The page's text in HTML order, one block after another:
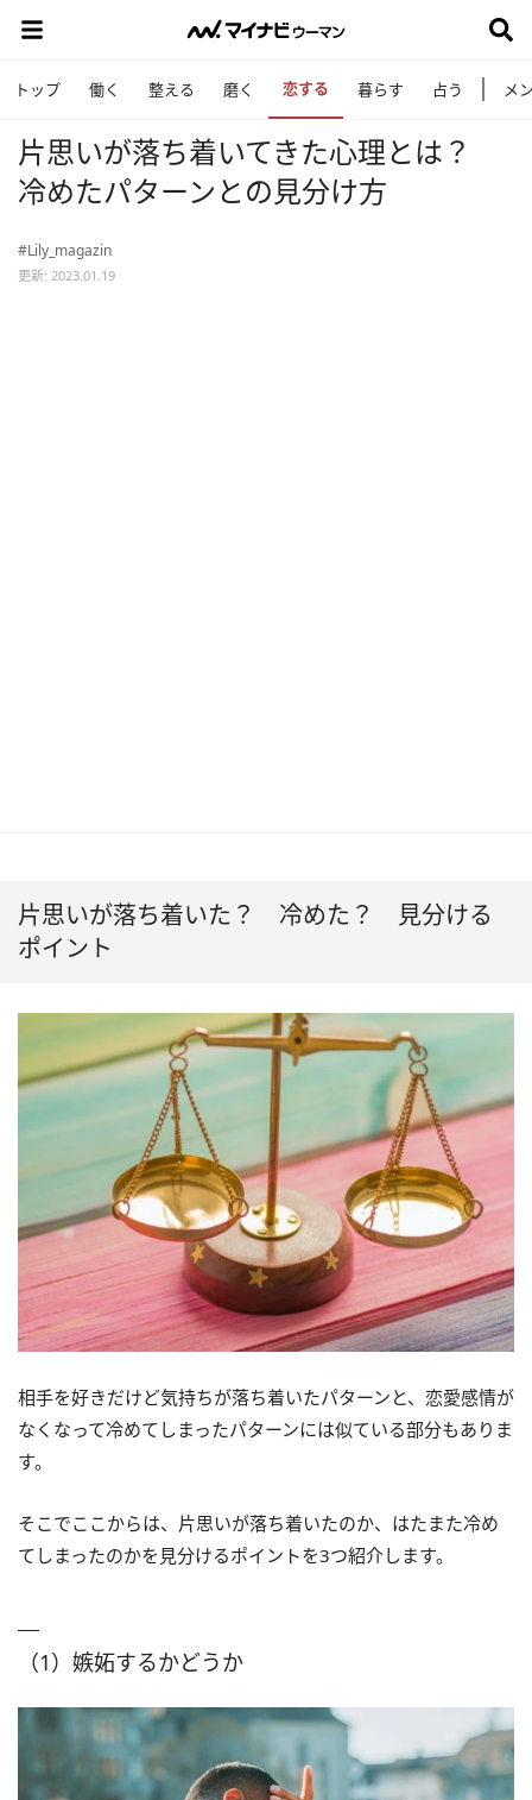
トップ 働く 整える 磨く 恋する 暮らす 占う メ
片思いが落ち着いてきた心理とは？
冷めたパターンとの見分け方
#Lily_magazin
更新: 2023.01.19
片思いが落ち着いた？ 冷めた？ 見分ける
ポイント
相手を好きだけど気持ちが落ち着いたパターンと、恋愛感情が
なくなって冷めてしまったパターンには似ている部分もありま
す。
そこでここからは、片思いが落ち着いたのか、はたまた冷め
てしまったのかを見分けるポイントを3つ紹介します。
（1）嫉妬するかどうか